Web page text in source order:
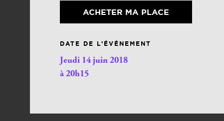
ACHETER MA PLACE
DATE DE L’ÉVÉNEMENT
Jeudi 14 juin 2018
à 20h15